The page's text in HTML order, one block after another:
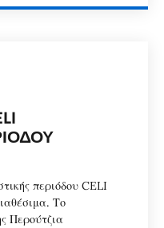
περιόδου CELI
Το
Περούτζια